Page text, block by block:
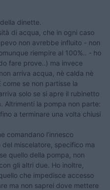
dinette.
di acqua, che in ogni caso
non avrebbe influito - non
riempire al 100%.. - ho
fare prove..) ma invece
arriva acqua, nè calda nè
se non partisse la
solo se si apre il rubinetto
Altrimenti la pompa non parte:
a terminare una volta chiusi
comandano l’innesco
miscelatore, specifico ma
quello della pompa, non
gli altri due. Ho inoltre,
che impedisce accesso
ma non saprei dove mettere